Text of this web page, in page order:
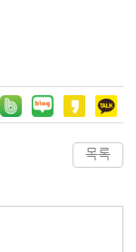
목록